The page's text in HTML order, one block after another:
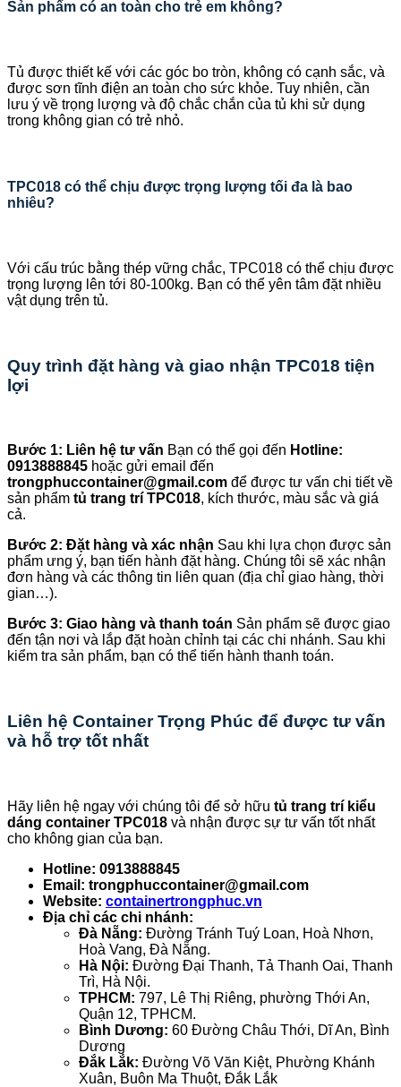
Sản phẩm có an toàn cho trẻ em không?
Tủ được thiết kế với các góc bo tròn, không có cạnh sắc, và
được sơn tĩnh điện an toàn cho sức khỏe. Tuy nhiên, cần
lưu ý về trọng lượng và độ chắc chắn của tủ khi sử dụng
trong không gian có trẻ nhỏ.
TPC018 có thể chịu được trọng lượng tối đa là bao
nhiêu?
Với cấu trúc bằng thép vững chắc, TPC018 có thể chịu được
trọng lượng lên tới 80-100kg. Bạn có thể yên tâm đặt nhiều
vật dụng trên tủ.
Quy trình đặt hàng và giao nhận TPC018 tiện
lợi
Bước 1: Liên hệ tư vấn Bạn có thể gọi đến Hotline:
0913888845 hoặc gửi email đến
trongphuccontainer@gmail.com để được tư vấn chi tiết về
sản phẩm tủ trang trí TPC018, kích thước, màu sắc và giá
cả.
Bước 2: Đặt hàng và xác nhận Sau khi lựa chọn được sản
phẩm ưng ý, bạn tiến hành đặt hàng. Chúng tôi sẽ xác nhận
đơn hàng và các thông tin liên quan (địa chỉ giao hàng, thời
gian…).
Bước 3: Giao hàng và thanh toán Sản phẩm sẽ được giao
đến tận nơi và lắp đặt hoàn chỉnh tại các chi nhánh. Sau khi
kiểm tra sản phẩm, bạn có thể tiến hành thanh toán.
Liên hệ Container Trọng Phúc để được tư vấn
và hỗ trợ tốt nhất
Hãy liên hệ ngay với chúng tôi để sở hữu tủ trang trí kiểu
dáng container TPC018 và nhận được sự tư vấn tốt nhất
cho không gian của bạn.
Hotline: 0913888845
Email: trongphuccontainer@gmail.com
Website: containertrongphuc.vn
Địa chỉ các chi nhánh:
Đà Nẵng: Đường Tránh Tuý Loan, Hoà Nhơn,
Hoà Vang, Đà Nẵng.
Hà Nội: Đường Đại Thanh, Tả Thanh Oai, Thanh
Trì, Hà Nội.
TPHCM: 797, Lê Thị Riêng, phường Thới An,
Quận 12, TPHCM.
Bình Dương: 60 Đường Châu Thới, Dĩ An, Bình
Dương
Đắk Lắk: Đường Võ Văn Kiệt, Phường Khánh
Xuân, Buôn Ma Thuột, Đắk Lắk